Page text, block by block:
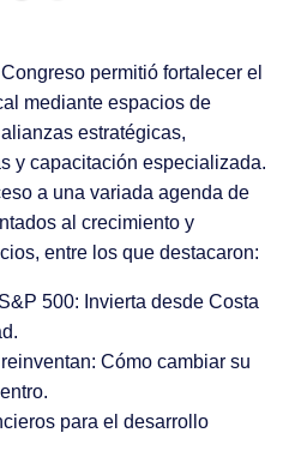
permitió fortalecer el
mediante espacios de
estratégicas,
y capacitación especializada.
a una variada agenda de
al crecimiento y
entre los que destacaron:
500: Invierta desde Costa
Cómo cambiar su
para el desarrollo